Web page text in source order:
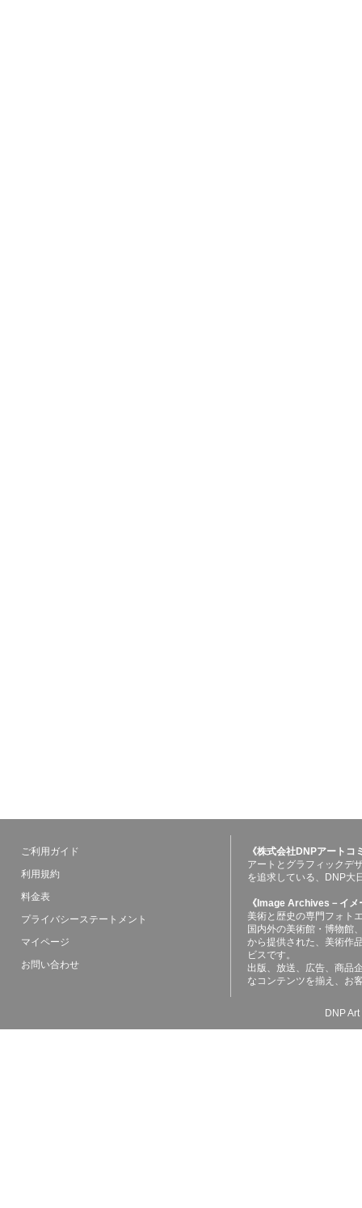
ご利用ガイド
利用規約
料金表
プライバシーステートメント
マイページ
お問い合わせ
《株式会社DNPアート
アートとグラフィックデ
を追求している、DNP大
《Image Archives－イ
美術と歴史の専門フォト
国内外の美術館・博物館
から提供された、美術作
ビスです。
出版、放送、広告、商品
なコンテンツを揃え、お
DNP